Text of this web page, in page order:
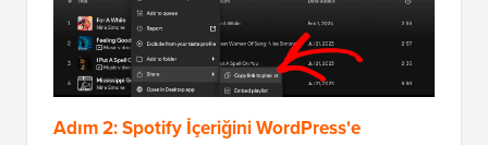
Adım 2: Spotify İçeriğini WordPress'e